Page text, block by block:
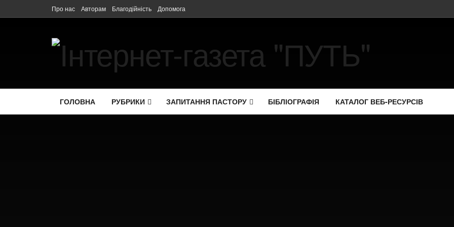
Про нас Авторам Благодійність Допомога
ГОЛОВНА РУБРИКИ ЗАПИТАННЯ ПАСТОРУ БІБЛІОГРАФІЯ КАТАЛОГ ВЕБ-РЕСУРСІВ